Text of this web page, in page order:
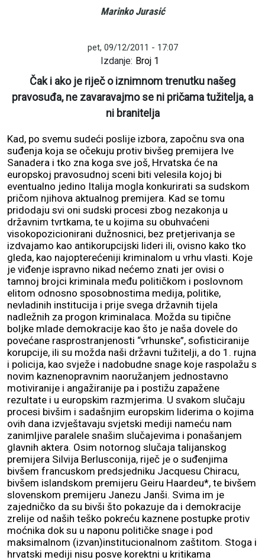
Marinko Jurasić
pet, 09/12/2011 - 17:07
Izdanje: Broj 1
Čak i ako je riječ o iznimnom trenutku našeg
pravosuđa, ne zavaravajmo se ni pričama tužitelja, a
ni branitelja
Kad, po svemu sudeći poslije izbora, započnu sva ona
suđenja koja se očekuju protiv bivšeg premijera Ive
Sanadera i tko zna koga sve još, Hrvatska će na
europskoj pravosudnoj sceni biti velesila kojoj bi
eventualno jedino Italija mogla konkurirati sa sudskom
pričom njihova aktualnog premijera. Kad se tomu
pridodaju svi oni sudski procesi zbog nezakonja u
državnim tvrtkama, te u kojima su obuhvaćeni
visokopozicionirani dužnosnici, bez pretjerivanja se
izdvajamo kao antikorupcijski lideri ili, ovisno kako tko
gleda, kao najopterećeniji kriminalom u vrhu vlasti. Koje
je viđenje ispravno nikad nećemo znati jer ovisi o
tamnoj brojci kriminala među političkom i poslovnom
elitom odnosno sposobnostima medija, politike,
nevladinih institucija i prije svega državnih tijela
nadležnih za progon kriminalaca. Možda su tipične
boljke mlade demokracije kao što je naša dovele do
povećane rasprostranjenosti “vrhunske”, sofisticiranije
korupcije, ili su možda naši državni tužitelji, a do 1. rujna
i policija, kao svježe i nadobudne snage koje raspolažu s
novim kaznenopravnim naoružanjem jednostavno
motiviranije i angažiranije pa i postižu zapažene
rezultate i u europskim razmjerima. U svakom slučaju
procesi bivšim i sadašnjim europskim liderima o kojima
ovih dana izvještavaju svjetski mediji nameću nam
zanimljive paralele snašim slučajevima i ponašanjem
glavnih aktera. Osim notornog slučaja talijanskog
premijera Silvija Berlusconija, riječ je o suđenjima
bivšem francuskom predsjedniku Jacquesu Chiracu,
bivšem islandskom premijeru Geiru Haardeu*, te bivšem
slovenskom premijeru Janezu Janši. Svima im je
zajedničko da su bivši što pokazuje da i demokracije
zrelije od naših teško pokreću kaznene postupke protiv
moćnika dok su u naponu političke snage i pod
maksimalnom (izvan)institucionalnom zaštitom. Stoga i
hrvatski mediji nisu posve korektni u kritikama